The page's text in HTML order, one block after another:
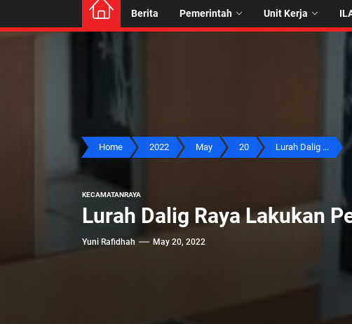
Berita Pemerintah Unit Kerja
Home 2022 May 20 Lurah Dalig ...
KECAMATANRAYA
Lurah Dalig Raya Lakukan
Yuni Rafidhah May 20, 2022